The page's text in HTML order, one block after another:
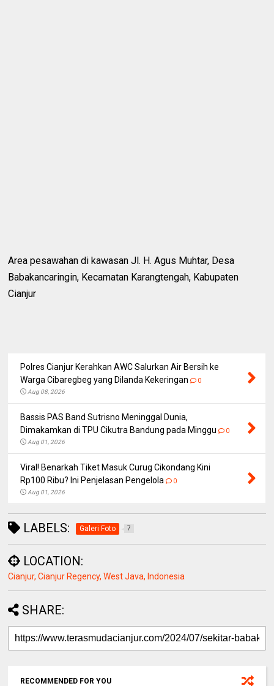
Area pesawahan di kawasan Jl. H. Agus Muhtar, Desa
Babakancaringin, Kecamatan Karangtengah, Kabupaten
Cianjur
Polres Cianjur Kerahkan AWC Salurkan Air Bersih ke
Warga Cibaregbeg yang Dilanda Kekeringan
0
Aug 08, 2026
Bassis PAS Band Sutrisno Meninggal Dunia,
Dimakamkan di TPU Cikutra Bandung pada Minggu
0
Aug 01, 2026
Viral! Benarkah Tiket Masuk Curug Cikondang Kini
Rp100 Ribu? Ini Penjelasan Pengelola
0
Aug 01, 2026
LABELS: Galeri Foto 7
LOCATION:
Cianjur, Cianjur Regency, West Java, Indonesia
SHARE:
RECOMMENDED FOR YOU